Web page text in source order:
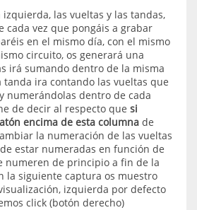
izquierda, las vueltas y las tandas,
cada vez que pongáis a grabar
en el mismo día, con el mismo
circuito, os generará una
irá sumando dentro de la misma
tanda ira contando las vueltas que
numerándolas dentro de cada
de decir al respecto que si
encima de esta columna de
la numeración de las vueltas
estar numeradas en función de
numeren de principio a fin de la
la siguiente captura os muestro
izquierda por defecto
click (botón derecho)